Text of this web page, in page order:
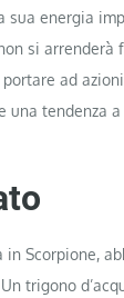
sua energia
si arrenderà
ad
una tendenza
in Scorpione,
trigono